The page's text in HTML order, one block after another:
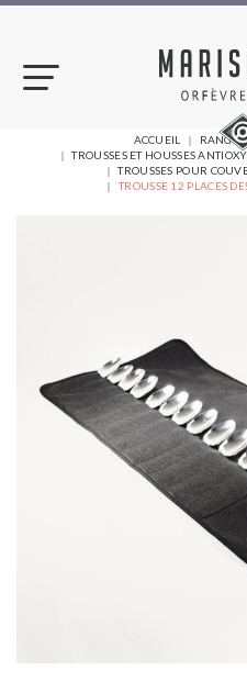
Aller
ACCUEIL
TROUSSES ET HOUSSES
TROUSSES POUR
TROUSSE 12 PLACES